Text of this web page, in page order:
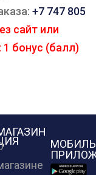
+7 747 805
сайт или
бонус (балл)